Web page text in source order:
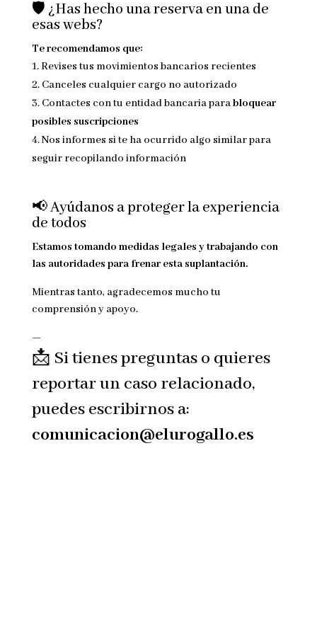
🛡️ ¿Has hecho una reserva en una de
esas webs?
Te recomendamos que:
Revises tus movimientos bancarios recientes
Canceles cualquier cargo no autorizado
Contactes con tu entidad bancaria parabloquear
posibles suscripciones
Nos informes si te ha ocurrido algo similar para
seguir recopilando información
📢 Ayúdanos a proteger la experiencia
de todos
Estamos tomando medidas legales y trabajando con
las autoridades para frenar esta suplantación.
Mientras tanto, agradecemos mucho tu
comprensión y apoyo.
—
📩 Si tienes preguntas o quieres
reportar un caso relacionado,
puedes escribirnos a:
comunicacion@elurogallo.es